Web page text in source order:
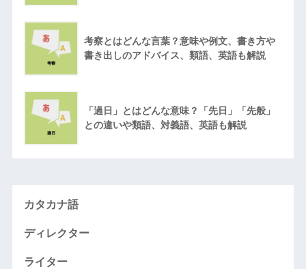
考察とはどんな言葉？意味や例文、書き方や
書き出しのアドバイス、類語、英語も解説
「過日」とはどんな意味？「先日」「先般」
との違いや類語、対義語、英語も解説
カタカナ語
ディレクター
ライター